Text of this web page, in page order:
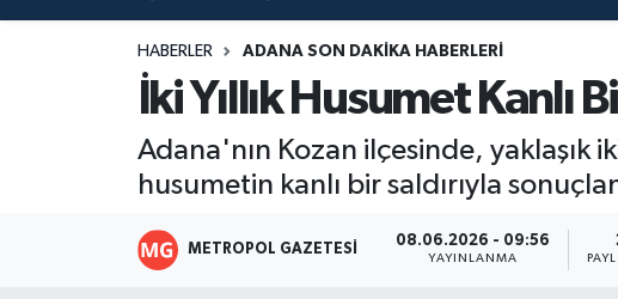
HABERLER ADANA SON DAKIKA HABERLERI
İki Yıllık Husumet
Adana'nın Kozan ilçesinde, yaklaşık
husumetin kanlı bir saldırıyla
METROPOL GAZETESI 08.06.2026 - 09:56
YAYINLANMA
Özel Haberler
Yerel Yönetim
Tüm Manşetler
Son Dakika Haberleri